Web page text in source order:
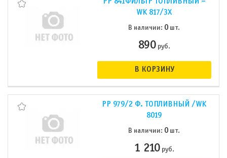
WK 817/3X
В наличии: 0 шт.
890руб.
В КОРЗИНУ
PP 979/2 Ф. ТОПЛИВНЫЙ /WK
8019
В наличии: 0 шт.
1 210руб.